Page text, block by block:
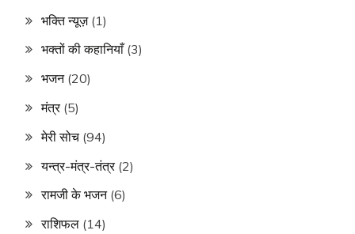
भक्ति न्यूज़(1)
भक्तों की कहानियाँ(3)
भजन(20)
मंत्र(5)
मेरी सोच (94)
यन्त्र-मंत्र-तंत्र(2)
रामजी के भजन(6)
राशिफल (14)